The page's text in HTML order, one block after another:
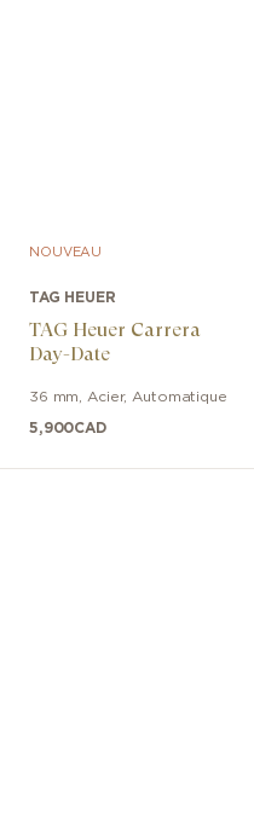
NOUVEAU
TAG HEUER
TAG Heuer Carrera
Day-Date
36 mm Acier, Automatique
5,900CAD